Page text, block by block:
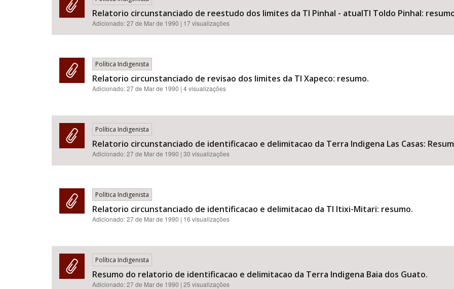
Relatorio circunstanciado de reestudo dos limites da TI Pinhal - atualTI Toldo Pinhal:
Adicionado:27 de Mar de 1990 | 17 visualizações
Política Indigenista
Relatorio circunstanciado de revisao dos limites da TI Xapeco: resumo.
Adicionado:27 de Mar de 1990 | 4 visualizações
Política Indigenista
Relatorio circunstanciado de identificacao e delimitacao da Terra Indigena Las Casas:
Adicionado:27 de Mar de 1990 | 30 visualizações
Política Indigenista
Relatorio circunstanciado de identificacao e delimitacao da TI Itixi-Mitari: resumo.
Adicionado:27 de Mar de 1990 | 16 visualizações
Política Indigenista
Resumo do relatorio de identificacao e delimitacao da Terra Indigena Baia dos Guato.
Adicionado:27 de Mar de 1990 | 25 visualizações